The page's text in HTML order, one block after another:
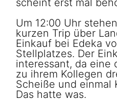
scheint erst mal
Um 12:00 Uhr
kurzen Trip über
Einkauf bei Edeka
Stellplatzes. Der
interessant, da eine
zu ihrem Kollegen
Scheiße und einmal
Das hatte was.